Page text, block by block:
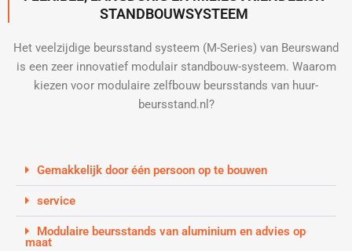
STANDBOUWSYSTEEM
Het veelzijdige beursstand systeem (M-Series) van Beurswand
is een zeer innovatief modulair standbouw-systeem. Waarom
kiezen voor modulaire zelfbouw beursstands van huur-
beursstand.nl?
Gemakkelijk door één persoon op te bouwen
service
Modulaire beursstands van aluminium en advies op
maat